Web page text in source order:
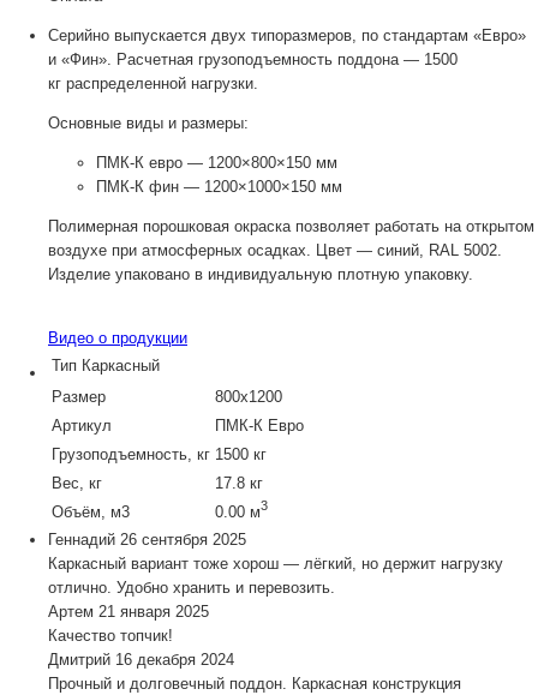
Серийно выпускается двух типоразмеров, по стандартам «Евро»
и «Фин». Расчетная грузоподъемность поддона — 1500
кг распределенной нагрузки.
Основные виды и размеры:
ПМК-К евро — 1200×800×150 мм
ПМК-К фин — 1200×1000×150 мм
Полимерная порошковая окраска позволяет работать на открытом
воздухе при атмосферных осадках. Цвет — синий, RAL 5002.
Изделие упаковано в индивидуальную плотную упаковку.
Видео о продукции
Тип Каркасный
Размер
800х1200
Артикул
ПМК-К Евро
Грузоподъемность, кг 1500 кг
Вес, кг
17.8 кг
Объём, м3
0.00 м3
Геннадий 26 сентября 2025
Каркасный вариант тоже хорош — лёгкий, но держит нагрузку
отлично. Удобно хранить и перевозить.
Артем 21 января 2025
Качество топчик!
Дмитрий 16 декабря 2024
Прочный и долговечный поддон. Каркасная конструкция